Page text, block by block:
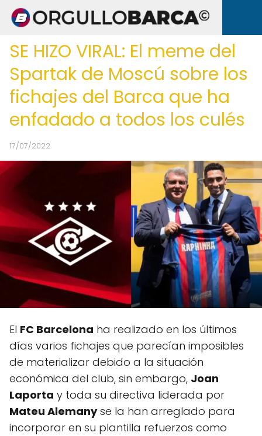
SE HIZO VIRAL: El meme del
Spartak de Moscú sobre los
fichajes del Barca que ha
enfadado a todos los culés
17/07/2022
El FC Barcelona ha realizado en los últimos
días varios fichajes que parecían imposibles
de materializar debido a la situación
económica del club, sin embargo, Joan
Laporta y toda su directiva liderada por
Mateu Alemanyse la han arreglado para
incorporar en su plantilla refuerzos como